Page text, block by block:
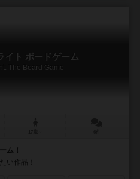
イト ボードゲーム
The Board Game
ム！
い作品！